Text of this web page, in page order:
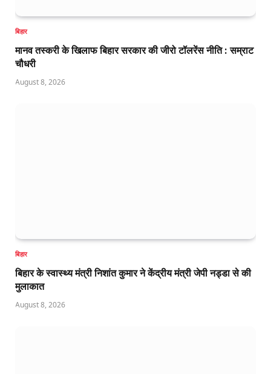
बिहार
मानव तस्करी के खिलाफ बिहार सरकार की जीरो टॉलरेंस नीति : सम्राट
चौधरी
August 8, 2026
बिहार
बिहार के स्वास्थ्य मंत्री निशांत कुमार ने केंद्रीय मंत्री जेपी नड्डा से की
मुलाकात
August 8, 2026